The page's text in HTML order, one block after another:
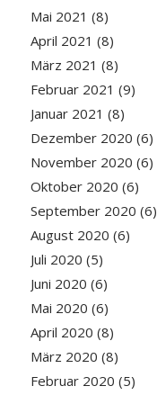
Mai 2021 (8)
April 2021 (8)
März 2021 (8)
Februar 2021 (9)
Januar 2021 (8)
Dezember 2020 (6)
November 2020 (6)
Oktober 2020 (6)
September 2020 (6)
August 2020 (6)
Juli 2020 (5)
Juni 2020 (6)
Mai 2020 (6)
April 2020 (8)
März 2020 (8)
Februar 2020 (5)